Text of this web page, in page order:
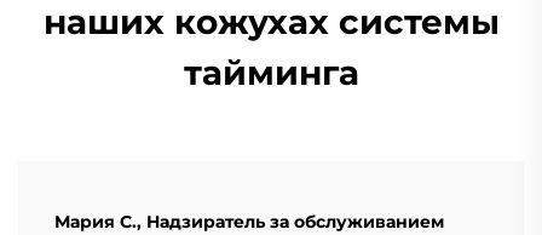
наших кожухах системы
тайминга
Мария С., Надзиратель за обслуживанием